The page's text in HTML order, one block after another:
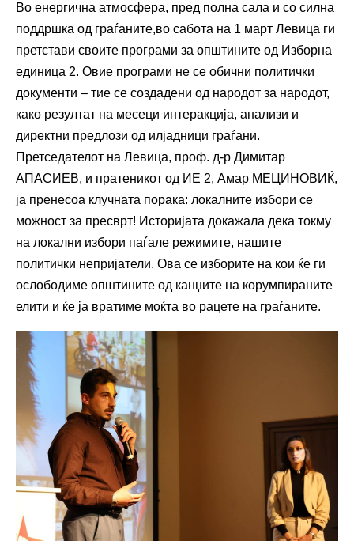
Во енергична атмосфера, пред полна сала и со силна
поддршка од граѓаните,во сабота на 1 март Левица ги
претстави своите програми за општините од Изборна
единица 2. Овие програми не се обични политички
документи – тие се создадени од народот за народот,
како резултат на месеци интеракција, анализи и
директни предлози од илјадници граѓани.
Претседателот на Левица, проф. д-р Димитар
АПАСИЕВ, и пратеникот од ИЕ 2, Амар МЕЦИНОВИЌ,
ја пренесоа клучната порака: локалните избори се
можност за пресврт! Историјата докажала дека токму
на локални избори паѓале режимите, нашите
политички непријатели. Ова се изборите на кои ќе ги
ослободиме општините од канџите на корумпираните
елити и ќе ја вратиме моќта во рацете на граѓаните.